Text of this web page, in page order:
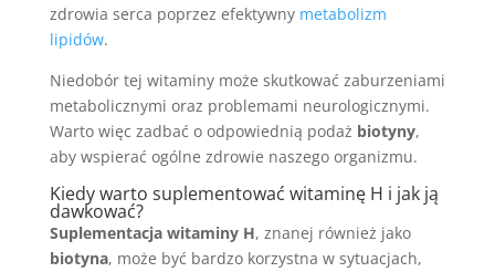
zdrowia serca poprzez efektywny metabolizm
lipidów.
Niedobór tej witaminy może skutkować zaburzeniami
metabolicznymi oraz problemami neurologicznymi.
Warto więc zadbać o odpowiednią podaż biotyny,
aby wspierać ogólne zdrowie naszego organizmu.
Kiedy warto suplementować witaminę H i jak ją
dawkować?
Suplementacja witaminy H, znanej również jako
biotyna, może być bardzo korzystna w sytuacjach,